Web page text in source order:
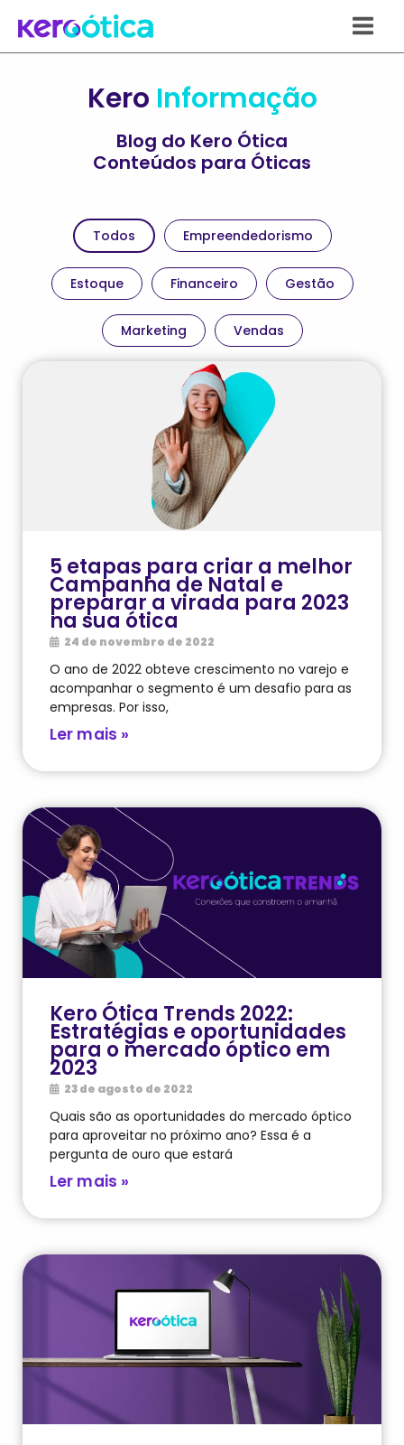
para
Kero Informação
Blog do Kero Ótica
Conteúdos para Óticas
Todos Empreendedorismo
Estoque Financeiro Gestão
Marketing Vendas
5 etapas para criar a melhor
Campanha de Natal e
preparar a virada para 2023
na sua ótica
24 de novembro de 2022
O ano de 2022 obteve crescimento no varejo e
acompanhar o segmento é um desafio para as
empresas. Por isso,
Ler mais »
Kero Ótica Trends 2022:
Estratégias e oportunidades
para o mercado óptico em
2023
23 de agosto de 2022
Quais são as oportunidades do mercado óptico
para aproveitar no próximo ano? Essa é a
pergunta de ouro que estará
Ler mais »